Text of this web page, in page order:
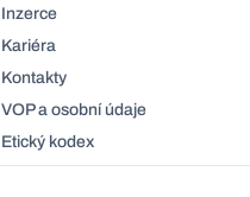
Inzerce
Kariéra
Kontakty
VOP a osobní údaje
Etický kodex